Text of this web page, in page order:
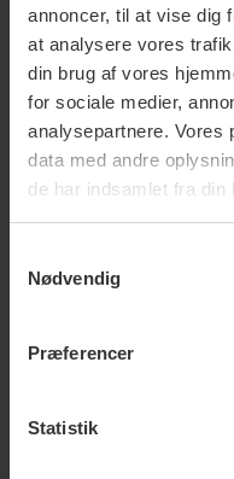
annoncer, til at vise dig
at analysere vores
din brug af vores
for sociale medier,
analysepartnere. Vores
data med andre
de har indsamlet fra din
Nødvendig
Præferencer
Statistik
Rigtig Kaffe
899,95 DKK
Rigtig Kaffe
Rigtig Kaffe